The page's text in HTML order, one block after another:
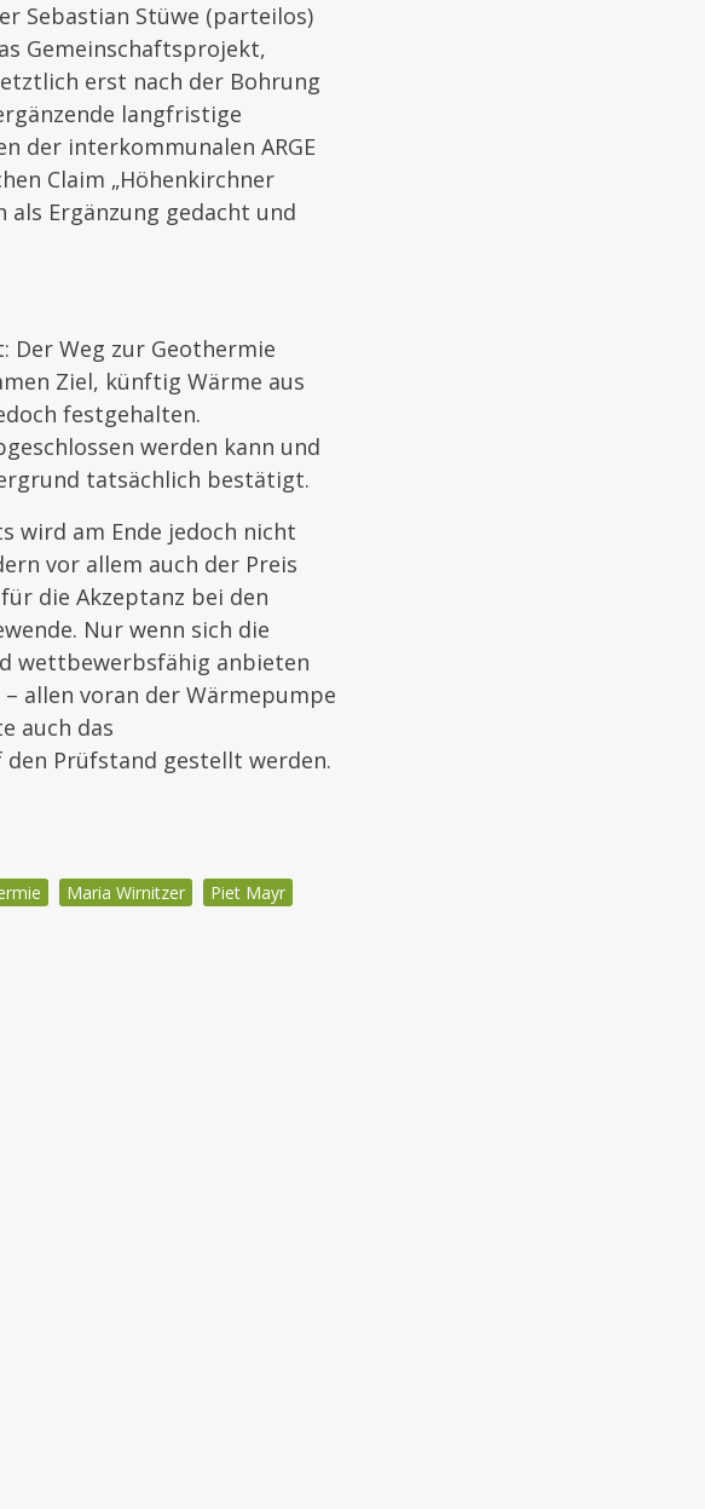
Sebastian Stüwe (parteilos)
Gemeinschaftsprojekt,
erst nach der Bohrung
langfristige
der interkommunalen ARGE
Claim „Höhenkirchner
als Ergänzung gedacht und
Weg zur Geothermie
Ziel, künftig Wärme aus
festgehalten.
werden kann und
tatsächlich bestätigt.
wird am Ende jedoch nicht
vor allem auch der Preis
die Akzeptanz bei den
Nur wenn sich die
wettbewerbsfähig anbieten
allen voran der Wärmepumpe
auch das
Prüfstand gestellt werden.
Maria Wirnitzer
Piet Mayr